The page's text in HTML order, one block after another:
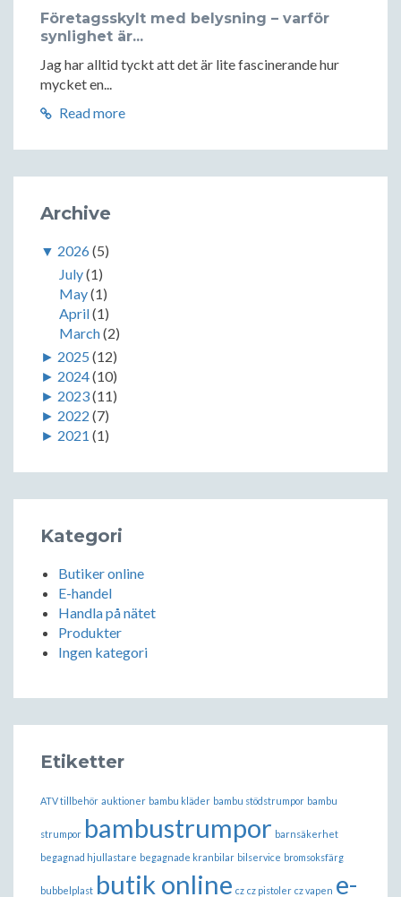
Företagsskylt med belysning – varför
synlighet är...
Jag har alltid tyckt att det är lite fascinerande hur
mycket en...
Read more
Archive
▼ 2026(5)
July(1)
May(1)
April(1)
March(2)
► 2025 (12)
► 2024(10)
► 2023(11)
► 2022 (7)
► 2021 (1)
Kategori
Butiker online
E-handel
Handla på nätet
Produkter
Ingen kategori
Etiketter
ATV tillbehör auktioner bambu kläder bambu stödstrumpor bambu
strumpor bambustrumpor barnsäkerhet
begagnad hjullastare begagnade kranbilar bilservice bromsoksfärg
bubbelplast butik online cz cz pistoler cz vapen e-